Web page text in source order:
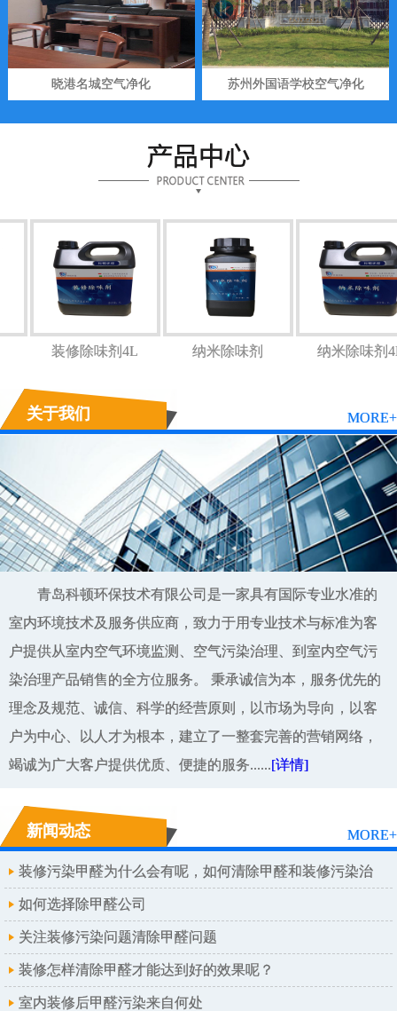
晓港名城空气净化 苏州外国语学校空气净化
装修除味剂4L 纳米除味剂 纳米除味
关于我们 MORE+
青岛科顿环保技术有限公司是一家具有国际专业水准的
室内环境技术及服务供应商，致力于用专业技术与标准为客
户提供从室内空气环境监测、空气污染治理、到室内空气污
染治理产品销售的全方位服务。 秉承诚信为本，服务优先的
理念及规范、诚信、科学的经营原则，以市场为导向，以客
户为中心、以人才为根本，建立了一整套完善的营销网络，
竭诚为广大客户提供优质、便捷的服务......[详情]
新闻动态 MORE+
装修污染甲醛为什么会有呢，如何清除甲醛和装修污染治
理呢
如何选择除甲醛公司
关注装修污染问题清除甲醛问题
装修怎样清除甲醛才能达到好的效果呢？
室内装修后甲醛污染来自何处